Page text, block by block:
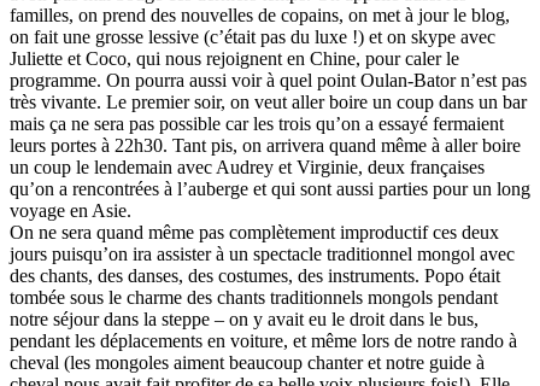
familles, on prend des nouvelles de copains, on met à jour le blog,
on fait une grosse lessive (c’était pas du luxe !) et on skype avec
Juliette et Coco, qui nous rejoignent en Chine, pour caler le
programme. On pourra aussi voir à quel point Oulan-Bator n’est pas
très vivante. Le premier soir, on veut aller boire un coup dans un bar
mais ça ne sera pas possible car les trois qu’on a essayé fermaient
leurs portes à 22h30. Tant pis, on arrivera quand même à aller boire
un coup le lendemain avec Audrey et Virginie, deux françaises
qu’on a rencontrées à l’auberge et qui sont aussi parties pour un long
voyage en Asie.
On ne sera quand même pas complètement improductif ces deux
jours puisqu’on ira assister à un spectacle traditionnel mongol avec
des chants, des danses, des costumes, des instruments. Popo était
tombée sous le charme des chants traditionnels mongols pendant
notre séjour dans la steppe – on y avait eu le droit dans le bus,
pendant les déplacements en voiture, et même lors de notre rando à
cheval (les mongoles aiment beaucoup chanter et notre guide à